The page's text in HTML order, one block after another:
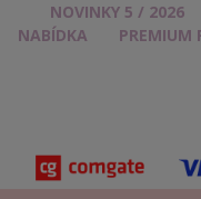
NOVINKY 5 / 2026
NABÍDKA
PREMIUM